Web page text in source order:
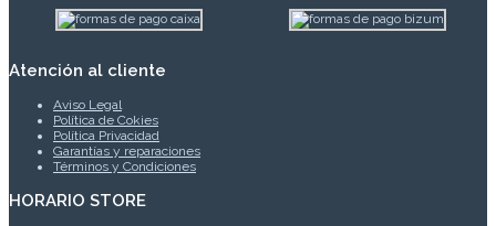
Atención al cliente
Aviso Legal
Política de Cokies
Política Privacidad
Garantías y reparaciones
Términos y Condiciones
HORARIO STORE